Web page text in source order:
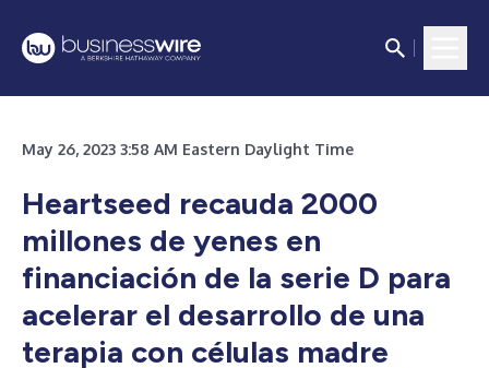
May 26, 2023 3:58 AM Eastern Daylight Time
Heartseed recauda 2000
millones de yenes en
financiación de la serie D para
acelerar el desarrollo de una
terapia con células madre